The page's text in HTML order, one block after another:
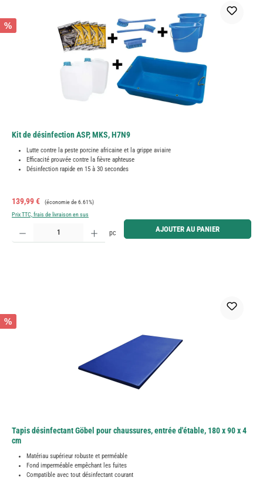
%
Kit de désinfection ASP, MKS, H7N9
Lutte contre la peste porcine africaine et la grippe aviaire
Efficacité prouvée contre la fièvre aphteuse
Désinfection rapide en 15 à 30 secondes
Prix de vente :
139,99 € Prix régulier :
(économie de 6.61%)
Prix TTC, frais de livraison en sus
Quantité de produit : Entrez la quantité souhaitée ou utilisez les boutons pour augmenter ou
pc AJOUTER AU PANIER
%
Tapis désinfectant Göbel pour chaussures, entrée d'étable, 180 x 90 x 4
cm
Matériau supérieur robuste et perméable
Fond imperméable empêchant les fuites
Compatible avec tout désinfectant courant